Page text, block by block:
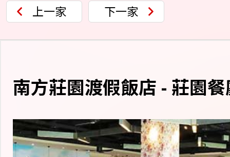
上一家 下一家
南方莊園渡假飯店 - 莊園